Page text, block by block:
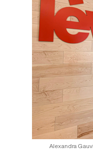
Alexandra